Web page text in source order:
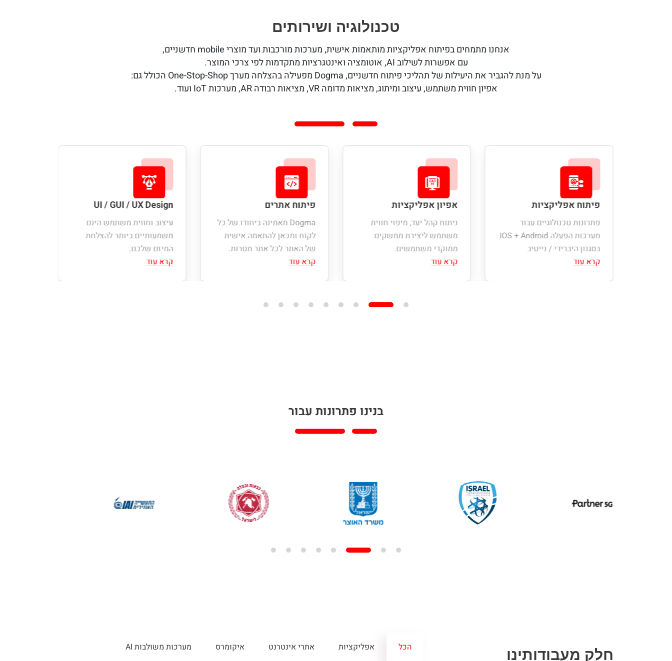
טכנולוגיה ושירותים
אנחנו מתמחים בפיתוח אפליקציות מותאמות אישית, מערכות מורכבות ועד מוצרי mobile חדשניים,
עם אפשרות לשילוב AI, אוטומציה ואינטגרציות מתקדמות לפי צרכי המוצר.
על מנת להגביר את היעילות של תהליכי פיתוח חדשניים, Dogma מפעילה בהצלחה מערך One-Stop-Shop הכולל גם:
אפיון חווית משתמש, עיצוב ומיתוג, מציאות מדומה VR, מציאות רבודה AR, מערכות IoT ועוד.
פיתוח אפליקציות
פתרונות טכנולוגיים עבור
מערכות הפעלה IOS + Android
בסגנון היברידי / נייטיב
קרא עוד
אפיון אפליקציות
ניתוח קהל יעד, מיפוי חווית
משתמש ליצירת ממשקים
ממוקדי משתמשים.
קרא עוד
פיתוח אתרים
Dogma מאמינה ביחודו של כל
לקוח ומכאן להתאמה אישית
של האתר לכל אתר מטרות.
קרא עוד
UI / GUI / UX Design
עיצוב וחווית משתמש הינם
משמעותיים ביותר להצלחת
המיזם שלכם.
קרא עוד
בנינו פתרונות עבור
חלק מעבודותינו הכל אפליקציות אתרי אינטרנט איקומרס מערכות משולבות AI